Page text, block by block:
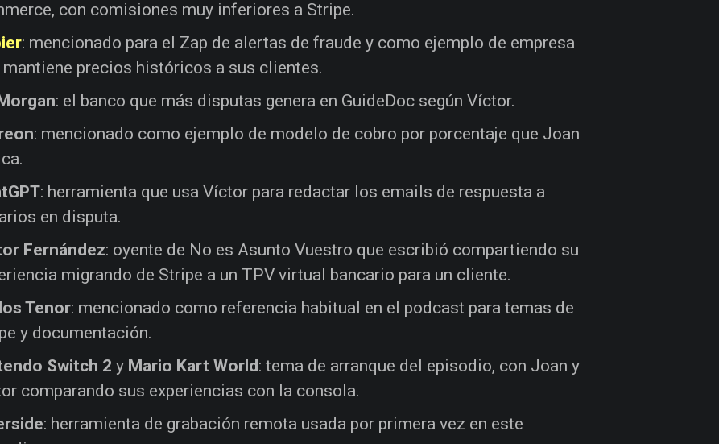
con comisiones muy inferiores a Stripe.
: mencionado para el Zap de alertas de fraude y como ejemplo de empresa
mantiene precios históricos a sus clientes.
: el banco que más disputas genera en GuideDoc según Víctor.
: mencionado como ejemplo de modelo de cobro por porcentaje que Joan
: herramienta que usa Víctor para redactar los emails de respuesta a
en disputa.
Fernández: oyente de No es Asunto Vuestro que escribió compartiendo su
migrando de Stripe a un TPV virtual bancario para un cliente.
Tenor: mencionado como referencia habitual en el podcast para temas de
y documentación.
Switch 2 y Mario Kart World: tema de arranque del episodio, con Joan y
comparando sus experiencias con la consola.
: herramienta de grabación remota usada por primera vez en este